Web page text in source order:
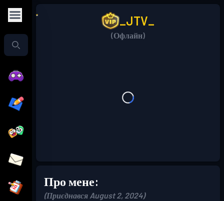
_JTV_
(Офлайн)
Про мене:
(Приєднався August 2, 2024)